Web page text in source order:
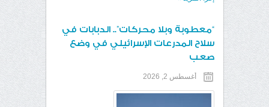
“معطوبة وبلا محركات”.. الدبابات في
سلاح المدرعات الإسرائيلي في وضع
صعب
أغسطس 2, 2026